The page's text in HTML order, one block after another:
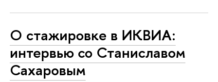
О стажировке в ИКВИА:
интервью со Станиславом
Сахаровым